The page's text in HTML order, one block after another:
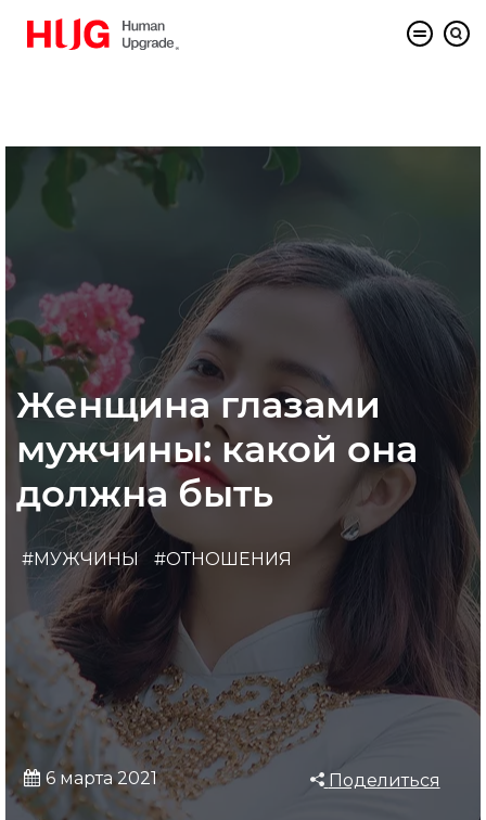
Женщина глазами
мужчины: какой она
должна быть
#МУЖЧИНЫ #ОТНОШЕНИЯ
6 марта 2021 Поделиться